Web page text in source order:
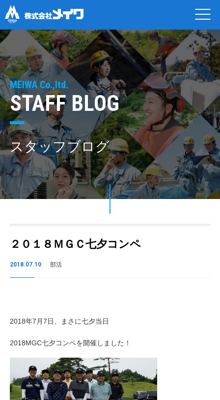
MEIWA Co.,ltd.
STAFF BLOG
スタッフブログ
２０１８ＭＧＣ七夕コンペ
2018.07.10 部活
2018年7月7日、まさに七夕当日
2018MGC七夕コンペを開催しました！